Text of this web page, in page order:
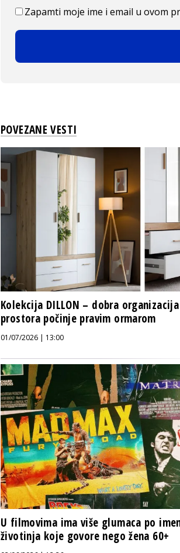
Zapamti moje ime i email u ovom
POVEZANE VESTI
Kolekcija DILLON – dobra organizacija
prostora počinje pravim ormarom
01/07/2026 | 13:00
U filmovima ima više glumaca po
životinja koje govore nego žena 60+